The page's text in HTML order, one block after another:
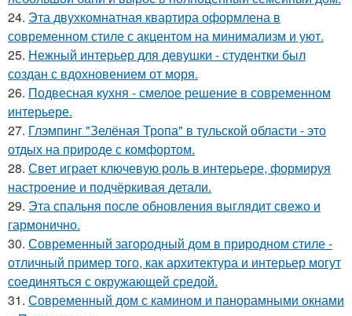
24. Эта двухкомнатная квартира оформлена в
современном стиле с акцентом на минимализм и уют.
25. Нежный интерьер для девушки - студентки был
создан с вдохновением от моря.
26. Подвесная кухня - смелое решение в современном
интерьере.
27. Глэмпинг "Зелёная Тропа" в тульской области - это
отдых на природе с комфортом.
28. Свет играет ключевую роль в интерьере, формируя
настроение и подчёркивая детали.
29. Эта спальня после обновления выглядит свежо и
гармонично.
30. Современный загородный дом в природном стиле -
отличный пример того, как архитектура и интерьер могут
соединяться с окружающей средой.
31. Современный дом с камином и панорамными окнами